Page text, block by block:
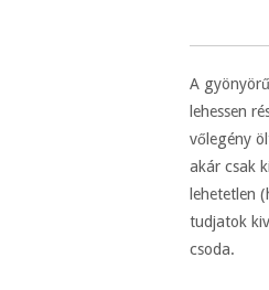
A
lehessen
vőlegény
akár csak
lehetetlen
tudjatok
csoda.